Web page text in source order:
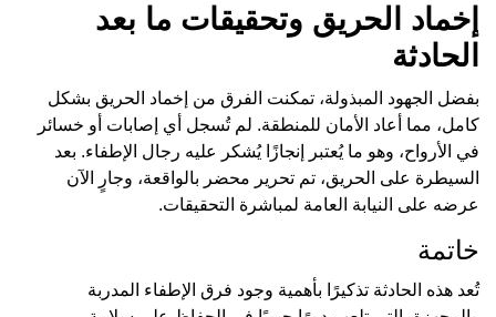
إخماد الحريق وتحقيقات ما بعد
الحادثة
بفضل الجهود المبذولة، تمكنت الفرق من إخماد الحريق بشكل
كامل، مما أعاد الأمان للمنطقة. لم تُسجل أي إصابات أو خسائر
في الأرواح، وهو ما يُعتبر إنجازًا يُشكر عليه رجال الإطفاء. بعد
السيطرة على الحريق، تم تحرير محضر بالواقعة، وجارٍ الآن
عرضه على النيابة العامة لمباشرة التحقيقات.
خاتمة
تُعد هذه الحادثة تذكيرًا بأهمية وجود فرق الإطفاء المدربة